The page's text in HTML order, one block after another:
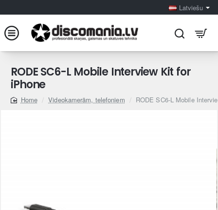
Latviešu
RODE SC6-L Mobile Interview Kit for
iPhone
home
Videokamerām, telefoniem RODE SC6-L Mobile